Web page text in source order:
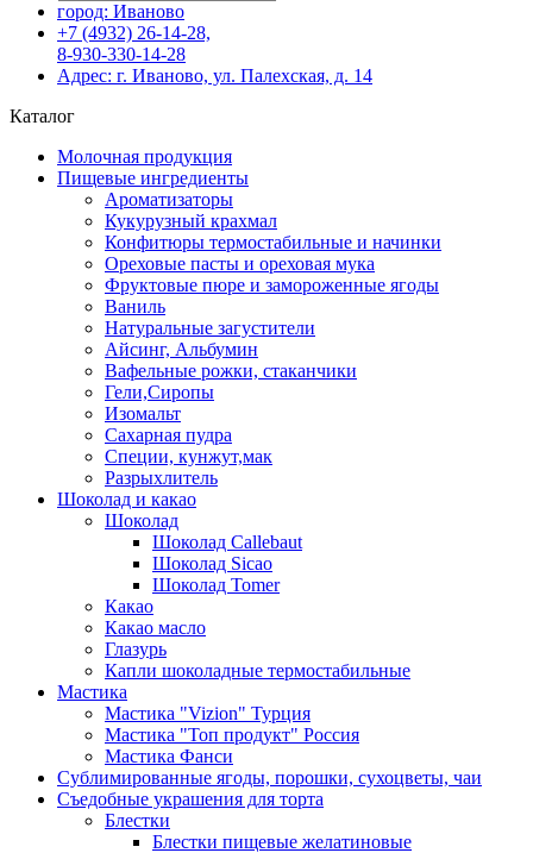
город: Иваново
+7 (4932) 26-14-28,
8-930-330-14-28
Адрес: г. Иваново, ул. Палехская, д. 14
Каталог
Молочная продукция
Пищевые ингредиенты
Ароматизаторы
Кукурузный крахмал
Конфитюры термостабильные и начинки
Ореховые пасты и ореховая мука
Фруктовые пюре и замороженные ягоды
Ваниль
Натуральные загустители
Айсинг, Альбумин
Вафельные рожки, стаканчики
Гели,Сиропы
Изомальт
Сахарная пудра
Специи, кунжут,мак
Разрыхлитель
Шоколад и какао
Шоколад
Шоколад Callebaut
Шоколад Sicao
Шоколад Tomer
Какао
Какао масло
Глазурь
Капли шоколадные термостабильные
Мастика
Мастика "Vizion" Турция
Мастика "Топ продукт" Россия
Мастика Фанси
Сублимированные ягоды, порошки, сухоцветы, чаи
Съедобные украшения для торта
Блестки
Блестки пищевые желатиновые